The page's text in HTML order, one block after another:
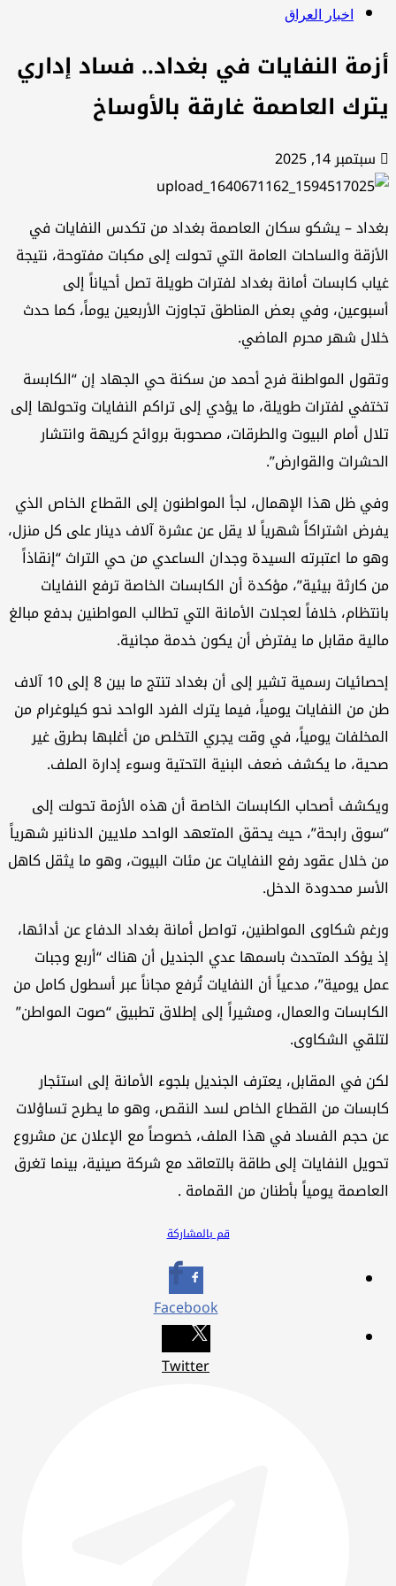
اخبار العراق
النفايات في بغداد.. فساد إداري
العاصمة غارقة بالأوساخ
سبتمبر 14, 2025
– يشكو سكان العاصمة بغداد من تكدس النفايات في
والساحات العامة التي تحولت إلى مكبات مفتوحة، نتيجة
كابسات أمانة بغداد لفترات طويلة تصل أحياناً إلى
وفي بعض المناطق تجاوزت الأربعين يوماً، كما حدث
شهر محرم الماضي.
المواطنة فرح أحمد من سكنة حي الجهاد إن “الكابسة
لفترات طويلة، ما يؤدي إلى تراكم النفايات وتحولها إلى
أمام البيوت والطرقات، مصحوبة بروائح كريهة وانتشار
والقوارض”.
ظل هذا الإهمال، لجأ المواطنون إلى القطاع الخاص الذي
اشتراكاً شهرياً لا يقل عن عشرة آلاف دينار على كل منزل،
ما اعتبرته السيدة وجدان الساعدي من حي التراث “إنقاذاً
كارثة بيئية”، مؤكدة أن الكابسات الخاصة ترفع النفايات
خلافاً لعجلات الأمانة التي تطالب المواطنين بدفع مبالغ
مقابل ما يفترض أن يكون خدمة مجانية.
إحصائيات رسمية تشير إلى أن بغداد تنتج ما بين 8 إلى 10 آلاف
من النفايات يومياً، فيما يترك الفرد الواحد نحو كيلوغرام من
يومياً، في وقت يجري التخلص من أغلبها بطرق غير
ما يكشف ضعف البنية التحتية وسوء إدارة الملف.
أصحاب الكابسات الخاصة أن هذه الأزمة تحولت إلى
رابحة”، حيث يحقق المتعهد الواحد ملايين الدنانير شهرياً
خلال عقود رفع النفايات عن مئات البيوت، وهو ما يثقل كاهل
محدودة الدخل.
شكاوى المواطنين، تواصل أمانة بغداد الدفاع عن أدائها،
يؤكد المتحدث باسمها عدي الجنديل أن هناك “أربع وجبات
يومية”، مدعياً أن النفايات تُرفع مجاناً عبر أسطول كامل من
والعمال، ومشيراً إلى إطلاق تطبيق “صوت المواطن”
الشكاوى.
في المقابل، يعترف الجنديل بلجوء الأمانة إلى استئجار
من القطاع الخاص لسد النقص، وهو ما يطرح تساؤلات
حجم الفساد في هذا الملف، خصوصاً مع الإعلان عن مشروع
النفايات إلى طاقة بالتعاقد مع شركة صينية، بينما تغرق
يومياً بأطنان من القمامة .
قم بالمشاركة
Facebook
Twitter